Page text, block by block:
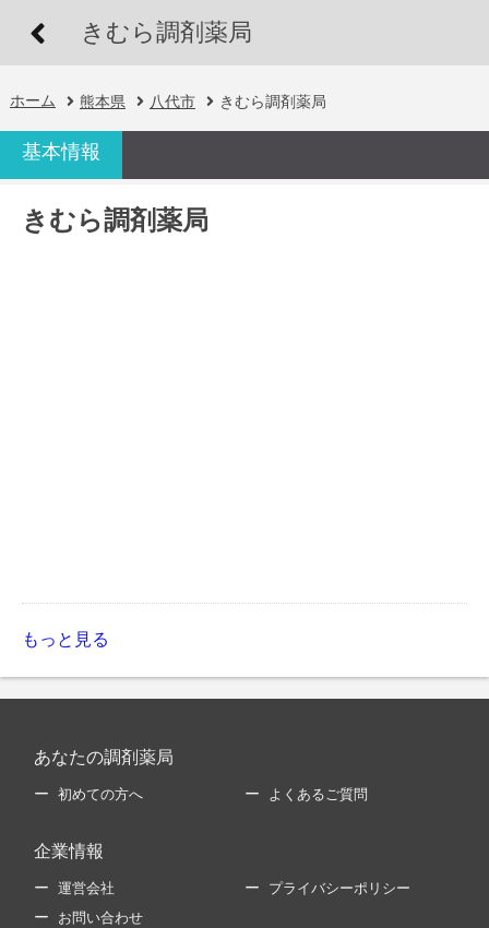
きむら調剤薬局
ホーム 熊本県 八代市 きむら調剤薬局
基本情報
きむら調剤薬局
もっと見る
あなたの調剤薬局
初めての方へ よくあるご質問
企業情報
運営会社 プライバシーポリシー
お問い合わせ